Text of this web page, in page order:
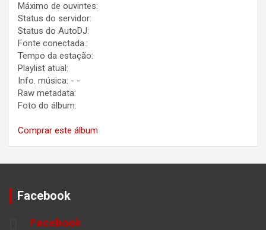
Máximo de ouvintes:
Status do servidor:
Status do AutoDJ:
Fonte conectada.:
Tempo da estação:
Playlist atual:
Info. música: - -
Raw metadata:
Foto do álbum:
Comprar este álbum
Facebook
Facebook